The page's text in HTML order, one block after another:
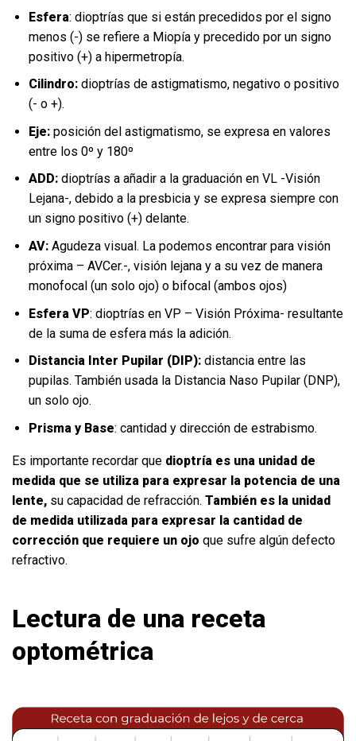
Esfera: dioptrías que si están precedidos por el signo
menos (-) se refiere a Miopía y precedido por un signo
positivo (+) a hipermetropía.
Cilindro:dioptrías de astigmatismo, negativo o positivo
(- o +).
Eje:posición del astigmatismo, se expresa en valores
entre los 0º y 180º
ADD:dioptrías a añadir a la graduación en VL -Visión
Lejana-, debido a la presbicia y se expresa siempre con
un signo positivo (+) delante.
AV:Agudeza visual. La podemos encontrar para visión
próxima – AVCer.-, visión lejana y a su vez de manera
monofocal (un solo ojo) o bifocal (ambos ojos)
Esfera VP: dioptrías en VP – Visión Próxima- resultante
de la suma de esfera más la adición.
Distancia Inter Pupilar (DIP):distancia entre las
pupilas. También usada la Distancia Naso Pupilar (DNP),
un solo ojo.
Prisma y Base: cantidad y dirección de estrabismo.
Es importante recordar que dioptría es una unidad de
medida que se utiliza para expresar la potencia de una
lente, su capacidad de refracción. También es la unidad
de medida utilizada para expresar la cantidad de
corrección que requiere un ojo que sufre algún defecto
refractivo.
Lectura de una receta
optométrica